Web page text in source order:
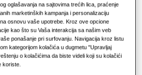
oglašavanja na sajtovima trećih lica, praćenje
marketinških kampanja i personalizaciju
osnovu vaše upotrebe. Kroz ove opcione
kao što su Vaša interakcija sa našim veb
ponašanje pri surfovanju. Navigacija kroz listu
kategorijom kolačića u dugmetu "Upravljaj
o kolačićima da biste videli koji su kolačići
koriste.